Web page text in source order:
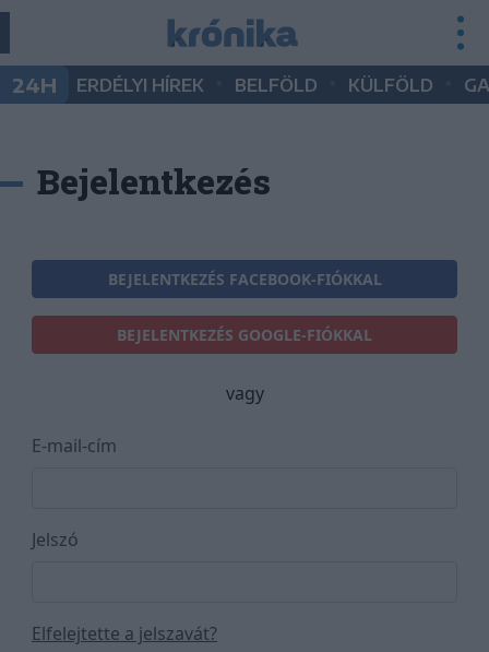
24H ERDÉLYI HÍREK BELFÖLD KÜLFÖLD
Bejelentkezés
BEJELENTKEZÉS FACEBOOK-FIÓKKAL
BEJELENTKEZÉS GOOGLE-FIÓKKAL
vagy
E-mail-cím
Jelszó
Elfelejtette a jelszavát?